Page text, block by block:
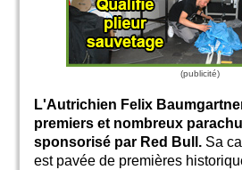
L'Autrichien Felix
premiers et nombreux
sponsorisé par Red Bull. Sa
est pavée de premières